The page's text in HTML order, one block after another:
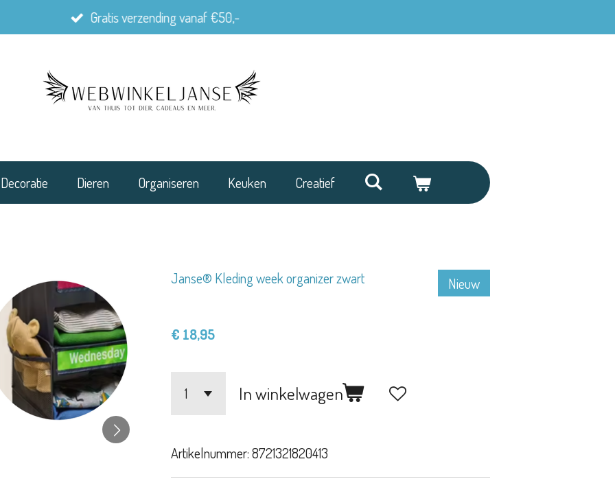
Gratis verzending vanaf €50,-
Decoratie Dieren Organiseren Keuken Creatief
Janse® Kleding week organizer zwart Nieuw
€ 18,95
In winkelwagen
Artikelnummer:8721321820413